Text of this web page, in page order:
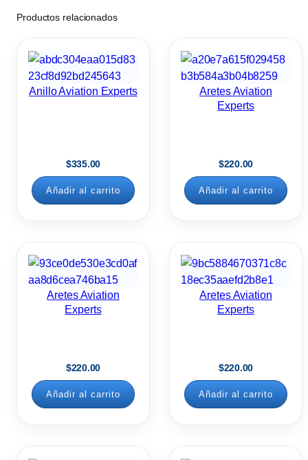
N
Productos relacionados
Anillo Aviation Experts
$335.00
Añadir al carrito
Aretes Aviation
Experts
$220.00
Añadir al carrito
Aretes Aviation
Experts
$220.00
Añadir al carrito
Aretes Aviation
Experts
$220.00
Añadir al carrito